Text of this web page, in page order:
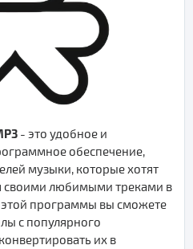
- это удобное и
обеспечение,
музыки, которые хотят
своими любимыми треками в
программы вы сможете
с популярного
их в